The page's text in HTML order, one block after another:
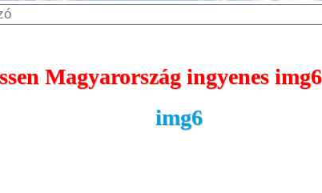
Magyarország ingyenes
img6
Most